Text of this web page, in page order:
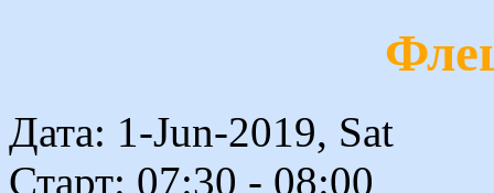
Дата: 1-Jun-2019, Sat
Старт: 07:30 - 08:00